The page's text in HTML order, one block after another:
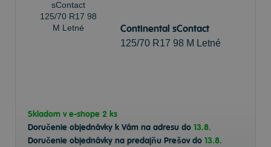
Continental sContact
125/70 R17 98 M Letné
Skladom ve-shope 2 ks
Doručenie objednávky k Vám na adresu do 13.8.
Doručenie objednávky na predajňu Prešov do 13.8.